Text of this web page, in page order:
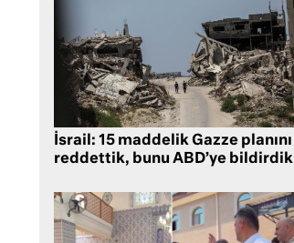
İsrail: 15 maddelik Gazze planını
reddettik, bunu ABD’ye bildirdik